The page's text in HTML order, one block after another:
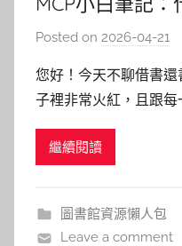
我有什麼關係？
Posted on 2026-04-21
湯
春
您好！今天不聊借書
子裡非常火紅，且跟
概念MCP(Model
請了一位全世界最聰
繼續閱讀
圖書館資源懶人包
Leave a comment